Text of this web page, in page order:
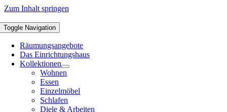
Zum Inhalt springen
Toggle Navigation
Räumungsangebote
Das Einrichtungshaus
Kollektionen
Wohnen
Essen
Einzelmöbel
Schlafen
Diele & Arbeiten